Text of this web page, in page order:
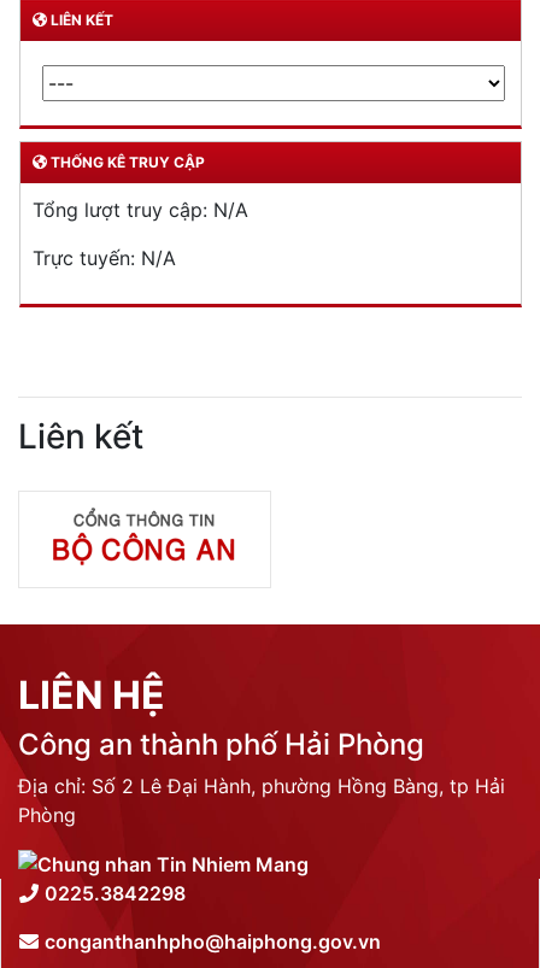
LIÊN KẾT
THỐNG KÊ TRUY CẬP
Tổng lượt truy cập: N/A
Trực tuyến: N/A
Liên kết
LIÊN HỆ
Công an thành phố Hải Phòng
Địa chỉ: Số 2 Lê Đại Hành, phường Hồng Bàng, tp Hải
Phòng
0225.3842298
conganthanhpho@haiphong.gov.vn